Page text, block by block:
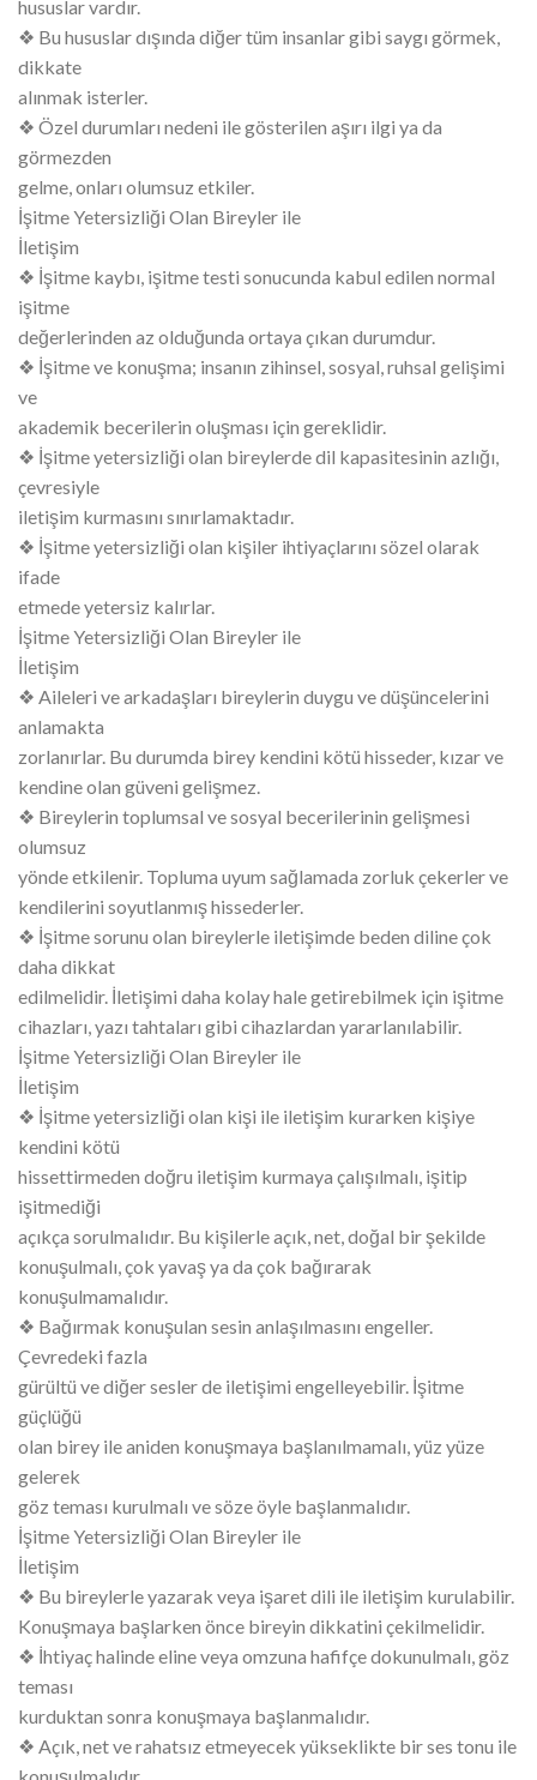
hususlar vardır.
❖ Bu hususlar dışında diğer tüm insanlar gibi saygı görmek,
dikkate
alınmak isterler.
❖ Özel durumları nedeni ile gösterilen aşırı ilgi ya da
görmezden
gelme, onları olumsuz etkiler.
İşitme Yetersizliği Olan Bireyler ile
İletişim
❖ İşitme kaybı, işitme testi sonucunda kabul edilen normal
işitme
değerlerinden az olduğunda ortaya çıkan durumdur.
❖ İşitme ve konuşma; insanın zihinsel, sosyal, ruhsal gelişimi
ve
akademik becerilerin oluşması için gereklidir.
❖ İşitme yetersizliği olan bireylerde dil kapasitesinin azlığı,
çevresiyle
iletişim kurmasını sınırlamaktadır.
❖ İşitme yetersizliği olan kişiler ihtiyaçlarını sözel olarak
ifade
etmede yetersiz kalırlar.
İşitme Yetersizliği Olan Bireyler ile
İletişim
❖ Aileleri ve arkadaşları bireylerin duygu ve düşüncelerini
anlamakta
zorlanırlar. Bu durumda birey kendini kötü hisseder, kızar ve
kendine olan güveni gelişmez.
❖ Bireylerin toplumsal ve sosyal becerilerinin gelişmesi
olumsuz
yönde etkilenir. Topluma uyum sağlamada zorluk çekerler ve
kendilerini soyutlanmış hissederler.
❖ İşitme sorunu olan bireylerle iletişimde beden diline çok
daha dikkat
edilmelidir. İletişimi daha kolay hale getirebilmek için işitme
cihazları, yazı tahtaları gibi cihazlardan yararlanılabilir.
İşitme Yetersizliği Olan Bireyler ile
İletişim
❖ İşitme yetersizliği olan kişi ile iletişim kurarken kişiye
kendini kötü
hissettirmeden doğru iletişim kurmaya çalışılmalı, işitip
işitmediği
açıkça sorulmalıdır. Bu kişilerle açık, net, doğal bir şekilde
konuşulmalı, çok yavaş ya da çok bağırarak
konuşulmamalıdır.
❖ Bağırmak konuşulan sesin anlaşılmasını engeller.
Çevredeki fazla
gürültü ve diğer sesler de iletişimi engelleyebilir. İşitme
güçlüğü
olan birey ile aniden konuşmaya başlanılmamalı, yüz yüze
gelerek
göz teması kurulmalı ve söze öyle başlanmalıdır.
İşitme Yetersizliği Olan Bireyler ile
İletişim
❖ Bu bireylerle yazarak veya işaret dili ile iletişim kurulabilir.
Konuşmaya başlarken önce bireyin dikkatini çekilmelidir.
❖ İhtiyaç halinde eline veya omzuna hafifçe dokunulmalı, göz
teması
kurduktan sonra konuşmaya başlanmalıdır.
❖ Açık, net ve rahatsız etmeyecek yükseklikte bir ses tonu ile
konuşulmalıdır.